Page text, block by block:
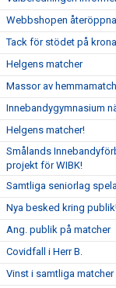
Webbshopen
Tack för stödet på
Helgens matcher
Massor av
Innebandygymnasium
Helgens matcher!
Smålands
projekt för WIBK!
Samtliga seniorlag
Nya besked kring publik!
Ang. publik på matcher
Covidfall i Herr B.
Vinst i samtliga matcher